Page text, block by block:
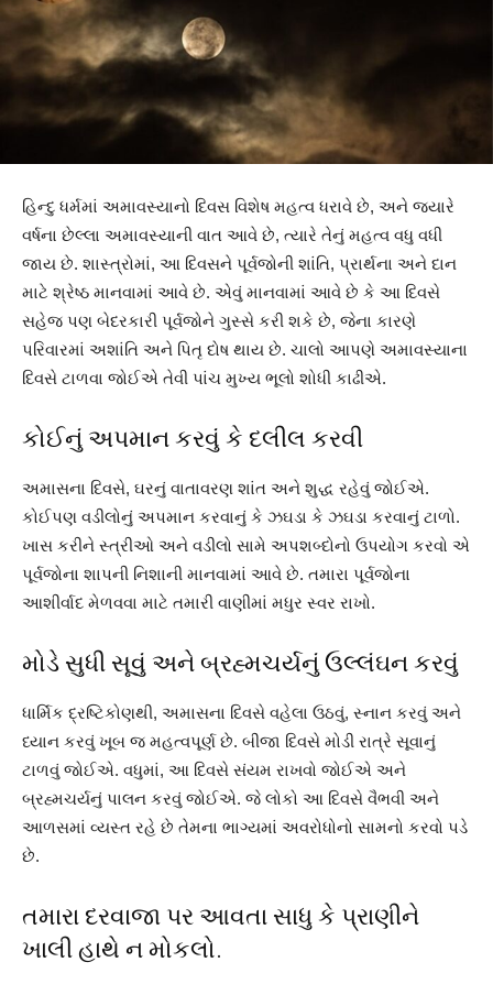
હિન્દુ ધર્મમાં અમાવસ્યાનો દિવસ વિશેષ મહત્વ ધરાવે છે, અને જ્યારે
વર્ષના છેલ્લા અમાવસ્યાની વાત આવે છે, ત્યારે તેનું મહત્વ વધુ વધી
જાય છે. શાસ્ત્રોમાં, આ દિવસને પૂર્વજોની શાંતિ, પ્રાર્થના અને દાન
માટે શ્રેષ્ઠ માનવામાં આવે છે. એવું માનવામાં આવે છે કે આ દિવસે
સહેજ પણ બેદરકારી પૂર્વજોને ગુસ્સે કરી શકે છે, જેના કારણે
પરિવારમાં અશાંતિ અને પિતૃ દોષ થાય છે. ચાલો આપણે અમાવસ્યાના
દિવસે ટાળવા જોઈએ તેવી પાંચ મુખ્ય ભૂલો શોધી કાઢીએ.
કોઈનું અપમાન કરવું કે દલીલ કરવી
અમાસના દિવસે, ઘરનું વાતાવરણ શાંત અને શુદ્ધ રહેવું જોઈએ.
કોઈપણ વડીલોનું અપમાન કરવાનું કે ઝઘડા કે ઝઘડા કરવાનું ટાળો.
ખાસ કરીને સ્ત્રીઓ અને વડીલો સામે અપશબ્દોનો ઉપયોગ કરવો એ
પૂર્વજોના શાપની નિશાની માનવામાં આવે છે. તમારા પૂર્વજોના
આશીર્વાદ મેળવવા માટે તમારી વાણીમાં મધુર સ્વર રાખો.
મોડે સુધી સૂવું અને બ્રહ્મચર્યનું ઉલ્લંઘન કરવું
ધાર્મિક દ્રષ્ટિકોણથી, અમાસના દિવસે વહેલા ઉઠવું, સ્નાન કરવું અને
ધ્યાન કરવું ખૂબ જ મહત્વપૂર્ણ છે. બીજા દિવસે મોડી રાત્રે સૂવાનું
ટાળવું જોઈએ. વધુમાં, આ દિવસે સંયમ રાખવો જોઈએ અને
બ્રહ્મચર્યનું પાલન કરવું જોઈએ. જે લોકો આ દિવસે વૈભવી અને
આળસમાં વ્યસ્ત રહે છે તેમના ભાગ્યમાં અવરોધોનો સામનો કરવો પડે
છે.
તમારા દરવાજા પર આવતા સાધુ કે પ્રાણીને
ખાલી હાથે ન મોકલો.